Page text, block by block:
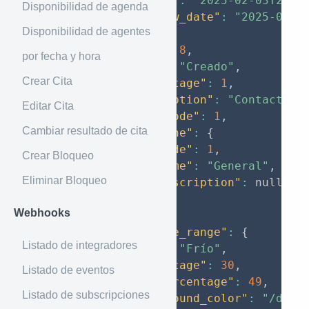
Disponibilidad de agenda
Disponibilidad de agentes
por fecha y hora
Crear Cita
Editar Cita
Cambiar resultado de cita
Crear Bloqueo
Eliminar Bloqueo
Webhooks
Listado de integradores
Listado de eventos
Listado de subscripciones
"next_follow_date" :
"2025-02-
"status"
8 ,
"Creado" ,
"percentage" : 1 ,
"description" :
"Contacto
"type_code" : 1 ,
"biz_line" :
{
"code" : 1 ,
"name" : "General" ,
"description" :
null
"temperature_range" :
{
"name"
"Frío" ,
"percentage" : 30 ,
"max_percentage" : 49 ,
"background_color" :
"/